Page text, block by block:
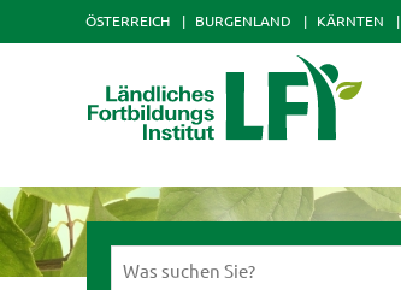
ÖSTERREICH BURGENLAND KÄRNTEN